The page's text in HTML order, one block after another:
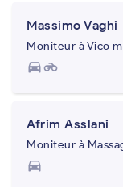
Massimo Vaghi
Moniteur à Vico
directions_carmotorcycle
Afrim Asslani
Moniteur à
directions_car